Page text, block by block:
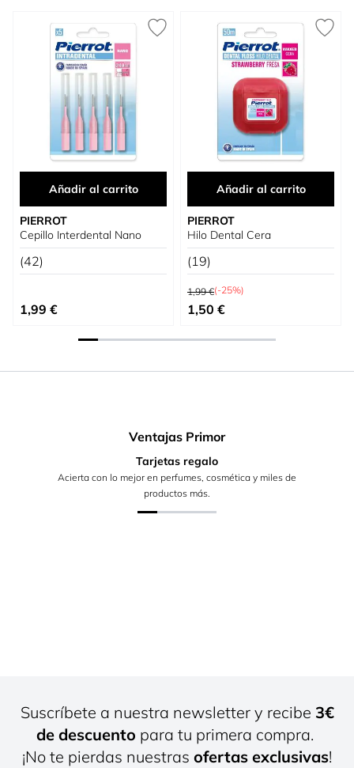
Añadir al carrito
PIERROT
Cepillo Interdental Nano
(42)
1,99 €
Añadir al carrito
PIERROT
Hilo Dental Cera
(19)
Precio habitual
1,99 €(-25%)
Precio especial
1,50 €
Ventajas Primor
Tarjetas regalo
Acierta con lo mejor en perfumes, cosmética y miles de
productos más.
Suscríbete a nuestra newsletter y recibe 3€
de descuento para tu primera compra.
¡No te pierdas nuestras ofertas exclusivas!